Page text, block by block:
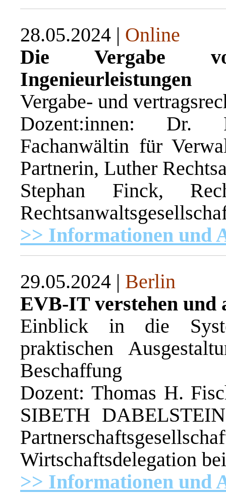
28.05.2024 | Online
Die Vergabe
Ingenieurleistungen
Vergabe- und
Dozent:innen: Dr.
Fachanwältin für
Partnerin, Luther
Stephan Finck,
>> Informationen und
29.05.2024 | Berlin
EVB-IT verstehen und
Einblick in die
praktischen
Beschaffung
Dozent: Thomas H.
SIBETH
Wirtschaftsdelegation
>> Informationen und